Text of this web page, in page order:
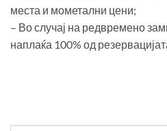
места и мометални цени;
– Во случај на редвремено
наплаќа 100% од